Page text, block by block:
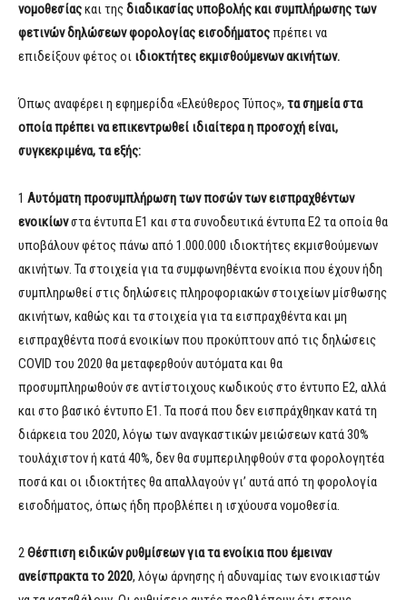
νομοθεσίαςκαι τηςδιαδικασίας υποβολής και συμπλήρωσης των
φετινών δηλώσεων φορολογίας εισοδήματοςπρέπει να
επιδείξουν φέτος οι ιδιοκτήτες εκμισθούμενων ακινήτων.
Όπως αναφέρει η εφημερίδα «Ελεύθερος Τύπος», τα σημεία στα
οποία πρέπει να επικεντρωθεί ιδιαίτερα η προσοχή είναι,
συγκεκριμένα, τα εξής:
1 Aυτόματη προσυμπλήρωση των ποσών των εισπραχθέντων
ενοικίωνστα έντυπα Ε1 και στα συνοδευτικά έντυπα Ε2 τα οποία θα
υποβάλουν φέτος πάνω από 1.000.000 ιδιοκτήτες εκμισθούμενων
ακινήτων. Τα στοιχεία για τα συμφωνηθέντα ενοίκια που έχουν ήδη
συμπληρωθεί στις δηλώσεις πληροφοριακών στοιχείων μίσθωσης
ακινήτων, καθώς και τα στοιχεία για τα εισπραχθέντα και μη
εισπραχθέντα ποσά ενοικίων που προκύπτουν από τις δηλώσεις
COVID του 2020 θα μεταφερθούν αυτόματα και θα
προσυμπληρωθούν σε αντίστοιχους κωδικούς στο έντυπο Ε2, αλλά
και στο βασικό έντυπο Ε1. Τα ποσά που δεν εισπράχθηκαν κατά τη
διάρκεια του 2020, λόγω των αναγκαστικών μειώσεων κατά 30%
τουλάχιστον ή κατά 40%, δεν θα συμπεριληφθούν στα φορολογητέα
ποσά και οι ιδιοκτήτες θα απαλλαγούν γι’ αυτά από τη φορολογία
εισοδήματος, όπως ήδη προβλέπει η ισχύουσα νομοθεσία.
2Θέσπιση ειδικών ρυθμίσεων για τα ενοίκια που έμειναν
ανείσπρακτα το 2020, λόγω άρνησης ή αδυναμίας των ενοικιαστών